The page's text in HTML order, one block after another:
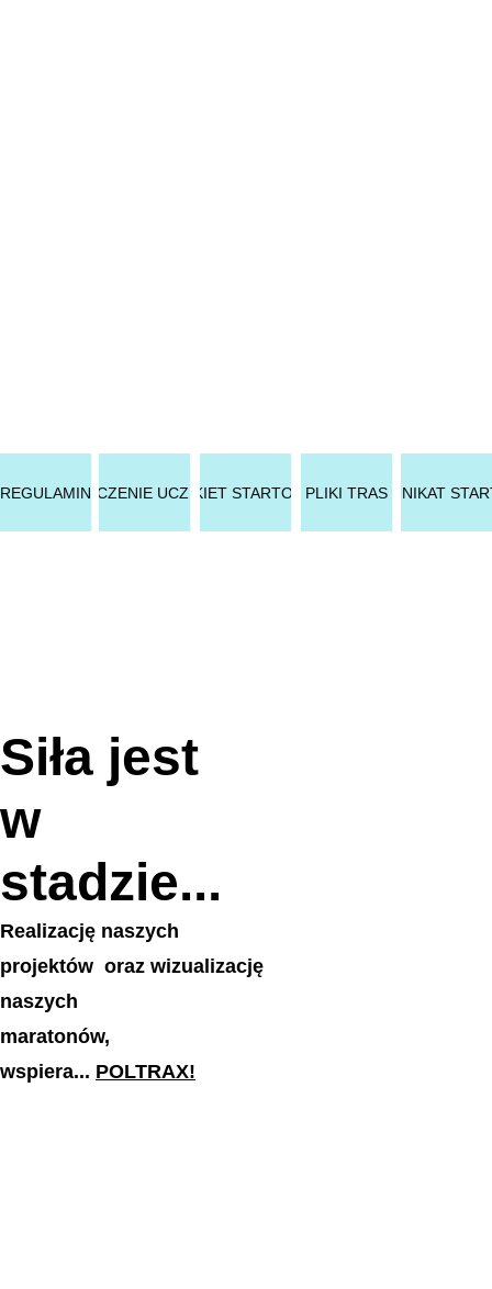
REGULAMIN
OŚWIADCZENIE UCZESTNIKA
PAKIET STARTOWYPLIKI TRASKOMUNIKAT
Siła jest
w
stadzie...
Realizację naszych
projektów  oraz wizualizację
naszych
maratonów,
wspiera... POLTRAX!